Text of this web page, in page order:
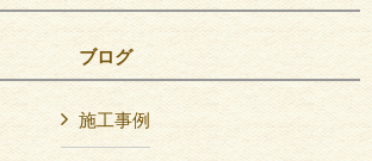
ブログ
施工事例